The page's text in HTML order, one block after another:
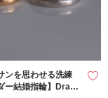
ンを思わせる洗練
ー結婚指輪】Drawi